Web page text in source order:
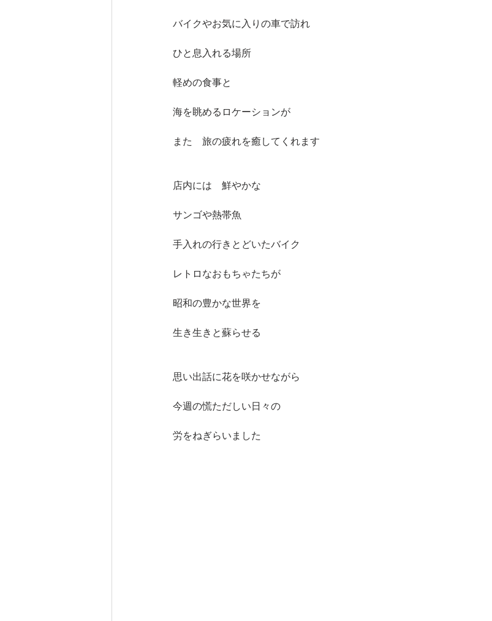
バイクやお気に入りの車で訪れ
ひと息入れる場所
軽めの食事と
海を眺めるロケーションが
また　旅の疲れを癒してくれます
店内には　鮮やかな
サンゴや熱帯魚
手入れの行きとどいたバイク
レトロなおもちゃたちが
昭和の豊かな世界を
生き生きと蘇らせる
思い出話に花を咲かせながら
今週の慌ただしい日々の
労をねぎらいました